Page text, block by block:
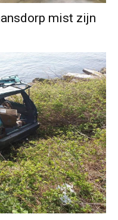
mist zijn